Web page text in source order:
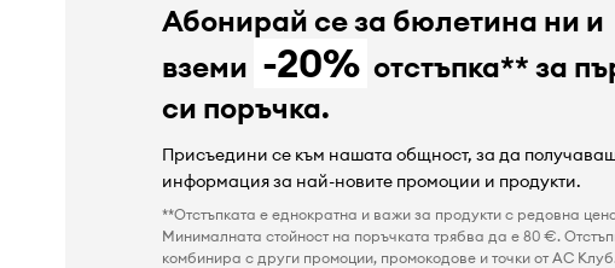
Абонирай се за бюлетина ни и
вземи -20% отстъпка** за
си поръчка.
Присъедини се към нашата общност, за да
информация за най-новите промоции и продукти.
**Отстъпката е еднократна и важи за продукти с редовна
Минималната стойност на поръчката трябва да е 80 €.
комбинира с други промоции, промокодове и точки от AC